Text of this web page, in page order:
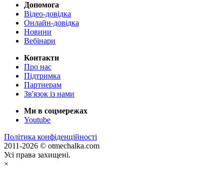
Допомога
Відео-довідка
Онлайн-довідка
Новини
Вебінари
Контакти
Про нас
Підтримка
Партнерам
Зв'язок із нами
Ми в соцмережах
Youtube
Політика конфіденційності
2011-2026 © otmechalka.com
Усі права захищені.
×